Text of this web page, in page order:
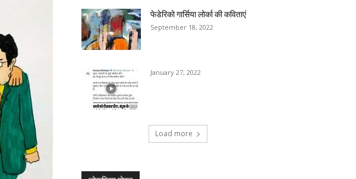
फेडेरिको गार्सिया लोर्का की कविताएं
September 18, 2022
January 27, 2022
Load more